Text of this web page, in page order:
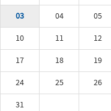
03
04 05
10
11 12
17
18 19
24
25 26
31